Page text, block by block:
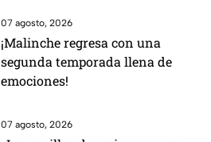
comunes
07 agosto, 2026
¡Malinche regresa con una
segunda temporada llena de
emociones!
07 agosto, 2026